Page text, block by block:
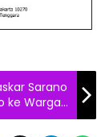
Sarano
ke Warga